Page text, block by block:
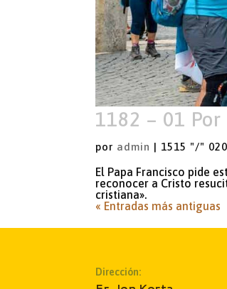
1182 – 01
por admin | 1515 "/"
El Papa Francisco pide
reconocer a Cristo
cristiana».
« Entradas más antiguas
Dirección: